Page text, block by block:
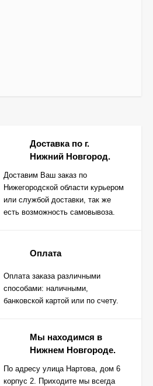
Доставка по г.
Нижний Новгород.
Доставим Ваш заказ по
Нижегородской области курьером
или службой доставки, так же
есть возможность самовывоза.
Оплата
Оплата заказа различными
способами: наличными,
банковской картой или по счету.
Мы находимся в
Нижнем Новгороде.
По адресу улица Нартова, дом 6
корпус 2. Приходите мы всегда